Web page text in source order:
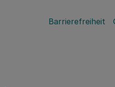
Barrierefreiheit